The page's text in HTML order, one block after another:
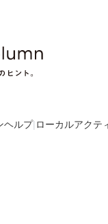
ヘルプ| ローカルアクテ